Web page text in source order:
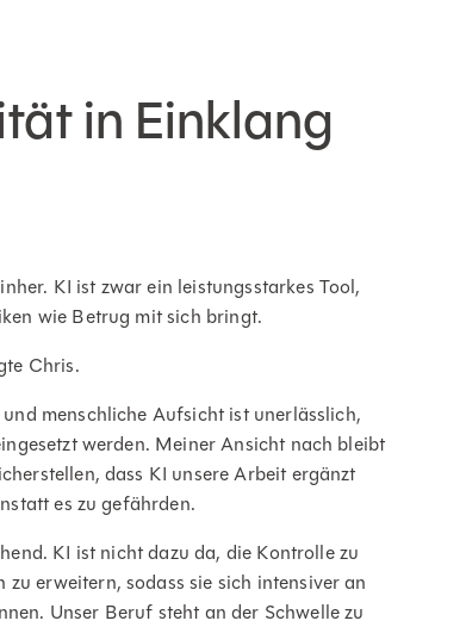
in Einklang
KI ist zwar ein leistungsstarkes Tool,
wie Betrug mit sich bringt.
Chris.
menschliche Aufsicht ist unerlässlich,
werden. Meiner Ansicht nach bleibt
dass KI unsere Arbeit ergänzt
es zu gefährden.
KI ist nicht dazu da, die Kontrolle zu
erweitern, sodass sie sich intensiver an
Unser Beruf steht an der Schwelle zu